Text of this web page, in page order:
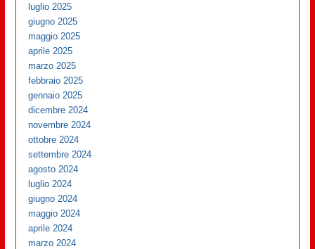
luglio 2025
giugno 2025
maggio 2025
aprile 2025
marzo 2025
febbraio 2025
gennaio 2025
dicembre 2024
novembre 2024
ottobre 2024
settembre 2024
agosto 2024
luglio 2024
giugno 2024
maggio 2024
aprile 2024
marzo 2024